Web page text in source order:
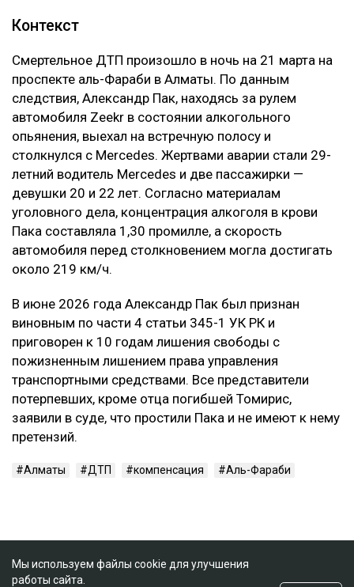
Контекст
Смертельное ДТП произошло в ночь на 21 марта на
проспекте аль-Фараби в Алматы. По данным
следствия, Александр Пак, находясь за рулем
автомобиля Zeekr в состоянии алкогольного
опьянения, выехал на встречную полосу и
столкнулся с Mercedes. Жертвами аварии стали 29-
летний водитель Mercedes и две пассажирки —
девушки 20 и 22 лет. Согласно материалам
уголовного дела, концентрация алкоголя в крови
Пака составляла 1,30 промилле, а скорость
автомобиля перед столкновением могла достигать
около 219 км/ч.
В июне 2026 года Александр Пак был признан
виновным по части 4 статьи 345-1 УК РК и
приговорен к 10 годам лишения свободы с
пожизненным лишением права управления
транспортными средствами. Все представители
потерпевших, кроме отца погибшей Томирис,
заявили в суде, что простили Пака и не имеют к нему
претензий.
Алматы ДТП компенсация Аль-Фараби
Мы используем файлы cookie для улучшения
работы сайта.